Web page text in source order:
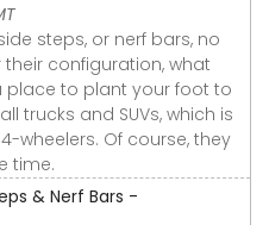
steps, or nerf bars, no
configuration, what
place to plant your foot to
trucks and SUVs, which is
wheelers. Of course, they
time.
& Nerf Bars -